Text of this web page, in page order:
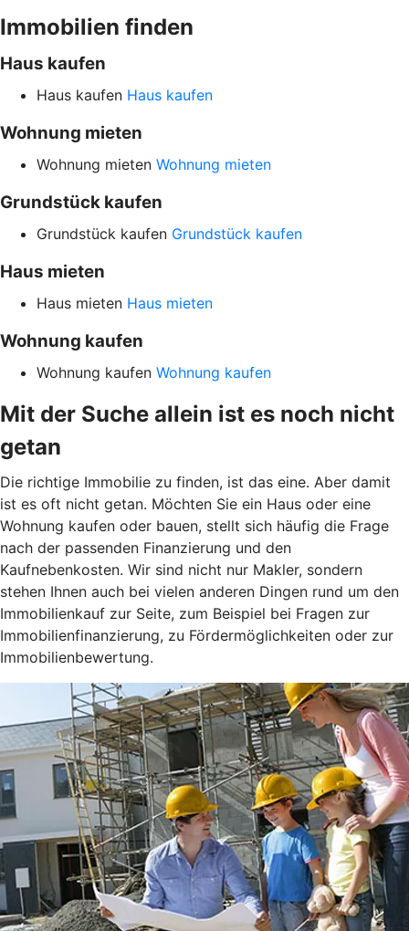
Immobilien finden
Haus kaufen
Haus kaufen Haus kaufen
Wohnung mieten
Wohnung mieten Wohnung mieten
Grundstück kaufen
Grundstück kaufen Grundstück kaufen
Haus mieten
Haus mieten Haus mieten
Wohnung kaufen
Wohnung kaufen Wohnung kaufen
Mit der Suche allein ist es noch nicht
getan
Die richtige Immobilie zu finden, ist das eine. Aber damit
ist es oft nicht getan. Möchten Sie ein Haus oder eine
Wohnung kaufen oder bauen, stellt sich häufig die Frage
nach der passenden Finanzierung und den
Kaufnebenkosten. Wir sind nicht nur Makler, sondern
stehen Ihnen auch bei vielen anderen Dingen rund um den
Immobilienkauf zur Seite, zum Beispiel bei Fragen zur
Immobilienfinanzierung, zu Fördermöglichkeiten oder zur
Immobilienbewertung.